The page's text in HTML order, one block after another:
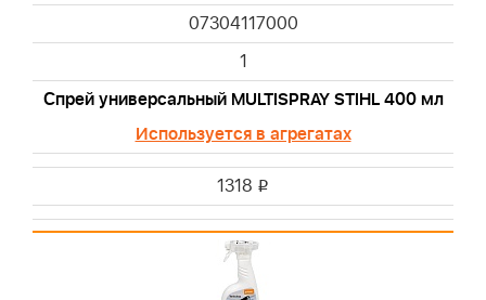
07304117000
1
Спрей универсальный MULTISPRAY STIHL 400 мл
Используется в агрегатах
1318 i